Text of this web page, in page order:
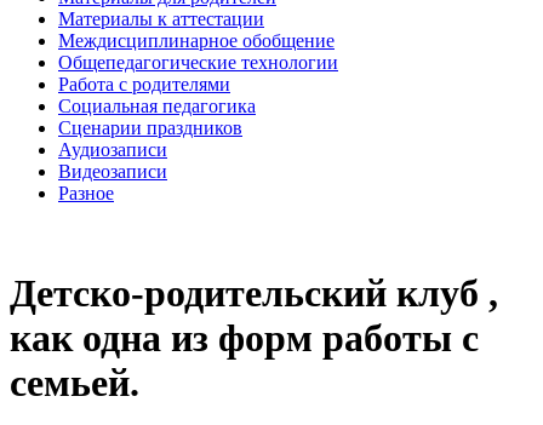
Материалы к аттестации
Междисциплинарное обобщение
Общепедагогические технологии
Работа с родителями
Социальная педагогика
Сценарии праздников
Аудиозаписи
Видеозаписи
Разное
Детско-родительский клуб ,
как одна из форм работы с
семьей.